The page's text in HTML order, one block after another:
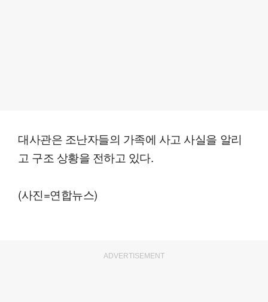
대사관은 조난자들의 가족에 사고 사실을 알리
고 구조 상황을 전하고 있다.
(사진=연합뉴스)
ADVERTISEMENT